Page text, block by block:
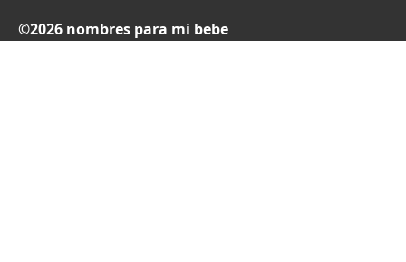
©2026 nombres para mi bebe